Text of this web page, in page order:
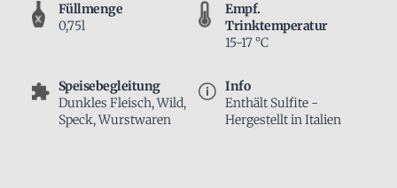
Füllmenge
0,75l
Empf.
Trinktemperatur
15-17 °C
Speisebegleitung
Dunkles Fleisch, Wild,
Speck, Wurstwaren
Info
Enthält Sulfite -
Hergestellt in Italien